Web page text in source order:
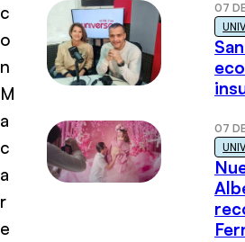
c
o
n
M
a
c
a
r
e
07
07